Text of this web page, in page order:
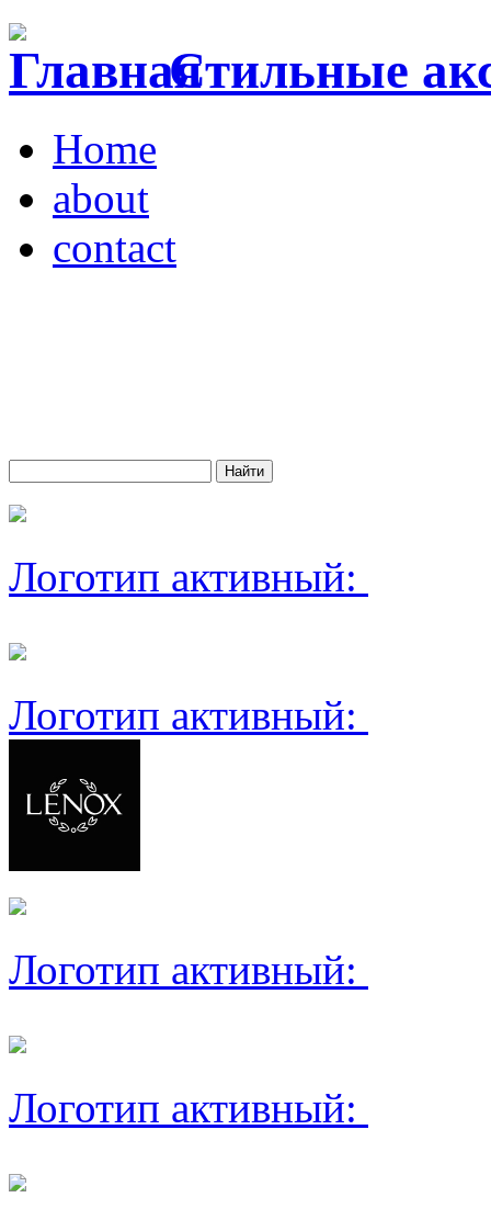
Стильные
Home
about
contact
Логотип активный:
Логотип активный:
Логотип активный:
Логотип активный: